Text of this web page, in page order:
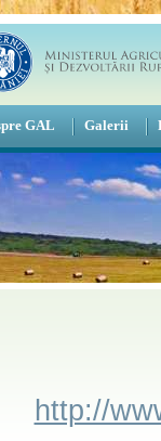
GAL Galerii
http://